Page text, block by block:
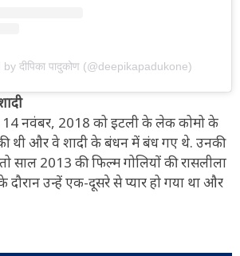
दीपिका पादुकोण (@deepikapadukone)
14 नवंबर, 2018 को इटली के लेक कोमो के
थी और वे शादी के बंधन में बंध गए थे. उनकी
साल 2013 की फिल्म गोलियों की रासलीला
दौरान उन्हें एक-दूसरे से प्यार हो गया था और